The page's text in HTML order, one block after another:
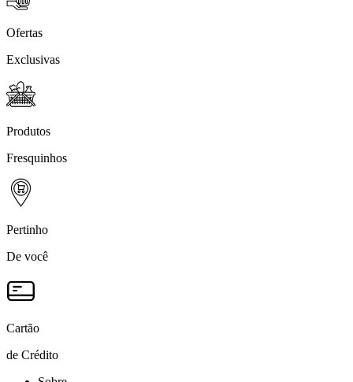
Ofertas
Exclusivas
Produtos
Fresquinhos
Pertinho
De você
Cartão
de Crédito